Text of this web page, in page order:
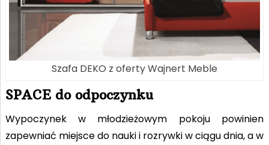
Szafa DEKO z oferty Wajnert Meble
SPACE do odpoczynku
Wypoczynek w młodzieżowym pokoju powinien
zapewniać miejsce do nauki i rozrywki w ciągu dnia, a w